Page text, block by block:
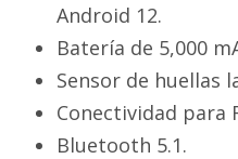
Android 12.
Batería de 5,000
Sensor de huellas
Conectividad para
Bluetooth 5.1.